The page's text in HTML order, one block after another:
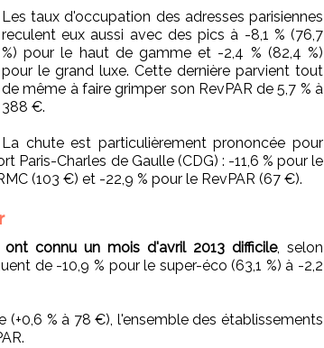
Les taux d'occupation des adresses parisiennes
reculent eux aussi avec des pics à -8,1 % (76,7
%) pour le haut de gamme et -2,4 % (82,4 %)
pour le grand luxe. Cette dernière parvient tout
de même à faire grimper son RevPAR de 5,7 % à
388 €.
La chute est particulièrement prononcée pour
Paris-Charles de Gaulle (CDG) : -11,6 % pour le
(103 €) et -22,9 % pour le RevPAR (67 €).
connu un mois d'avril 2013 difficile, selon
de -10,9 % pour le super-éco (63,1 %) à -2,2
% à 78 €), l'ensemble des établissements